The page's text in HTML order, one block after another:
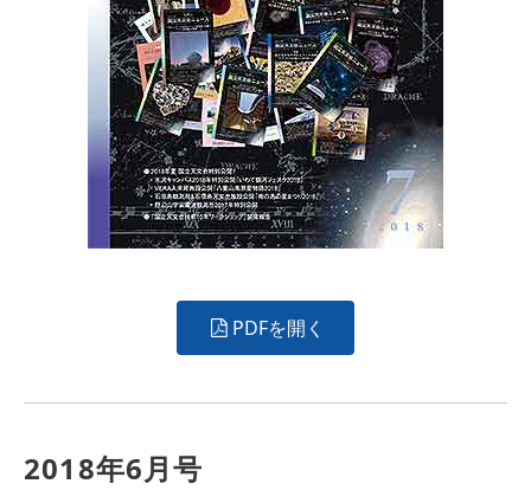
PDFを開く
2018年6月号